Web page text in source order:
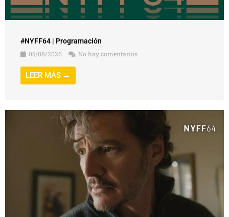
#NYFF64 | Programación
05/08/2026
No hay comentarios
LEER MÁS →